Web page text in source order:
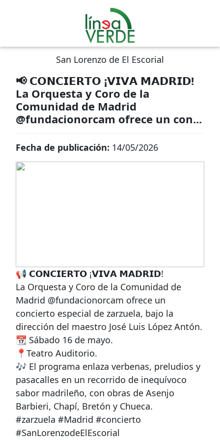
San Lorenzo de El Escorial
📢 𝗖𝗢𝗡𝗖𝗜𝗘𝗥𝗧𝗢 ¡𝗩𝗜𝗩𝗔 𝗠𝗔𝗗𝗥𝗜𝗗!
La Orquesta y Coro de la
Comunidad de Madrid
@fundacionorcam ofrece un con...
Fecha de publicación: 14/05/2026
📢 𝗖𝗢𝗡𝗖𝗜𝗘𝗥𝗧𝗢 ¡𝗩𝗜𝗩𝗔 𝗠𝗔𝗗𝗥𝗜𝗗!
La Orquesta y Coro de la Comunidad de
Madrid @fundacionorcam ofrece un
concierto especial de zarzuela, bajo la
dirección del maestro José Luis López Antón.
📆 Sábado 16 de mayo.
📍Teatro Auditorio.
🎶 El programa enlaza verbenas, preludios y
pasacalles en un recorrido de inequívoco
sabor madrileño, con obras de Asenjo
Barbieri, Chapí, Bretón y Chueca.
#zarzuela #Madrid #concierto
#SanLorenzodeElEscorial